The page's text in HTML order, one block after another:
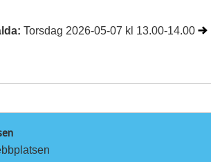
Torsdag 2026-05-07 kl 13.00-14.00